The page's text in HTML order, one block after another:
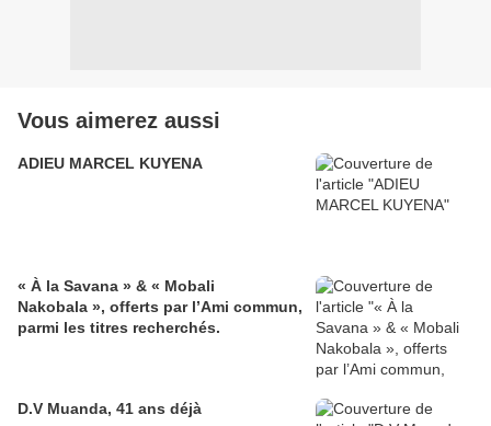
Vous aimerez aussi
ADIEU MARCEL KUYENA
« À la Savana » & « Mobali
Nakobala », offerts par l’Ami commun,
parmi les titres recherchés.
D.V Muanda, 41 ans déjà